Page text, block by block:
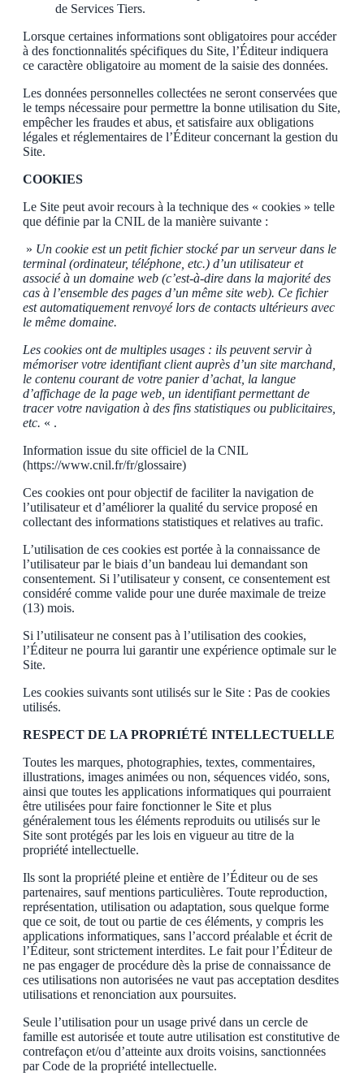
de Services Tiers.
Lorsque certaines informations sont obligatoires pour accéder
à des fonctionnalités spécifiques du Site, l’Éditeur indiquera
ce caractère obligatoire au moment de la saisie des données.
Les données personnelles collectées ne seront conservées que
le temps nécessaire pour permettre la bonne utilisation du Site,
empêcher les fraudes et abus, et satisfaire aux obligations
légales et réglementaires de l’Éditeur concernant la gestion du
Site.
COOKIES
Le Site peut avoir recours à la technique des « cookies » telle
que définie par la CNIL de la manière suivante :
» Un cookie est un petit fichier stocké par un serveur dans le
terminal (ordinateur, téléphone, etc.) d’un utilisateur et
associé à un domaine web (c’est-à-dire dans la majorité des
cas à l’ensemble des pages d’un même site web). Ce fichier
est automatiquement renvoyé lors de contacts ultérieurs avec
le même domaine.
Les cookies ont de multiples usages : ils peuvent servir à
mémoriser votre identifiant client auprès d’un site marchand,
le contenu courant de votre panier d’achat, la langue
d’affichage de la page web, un identifiant permettant de
tracer votre navigation à des fins statistiques ou publicitaires,
etc. « .
Information issue du site officiel de la CNIL
(https://www.cnil.fr/fr/glossaire)
Ces cookies ont pour objectif de faciliter la navigation de
l’utilisateur et d’améliorer la qualité du service proposé en
collectant des informations statistiques et relatives au trafic.
L’utilisation de ces cookies est portée à la connaissance de
l’utilisateur par le biais d’un bandeau lui demandant son
consentement. Si l’utilisateur y consent, ce consentement est
considéré comme valide pour une durée maximale de treize
(13) mois.
Si l’utilisateur ne consent pas à l’utilisation des cookies,
l’Éditeur ne pourra lui garantir une expérience optimale sur le
Site.
Les cookies suivants sont utilisés sur le Site : Pas de cookies
utilisés.
RESPECT DE LA PROPRIÉTÉ INTELLECTUELLE
Toutes les marques, photographies, textes, commentaires,
illustrations, images animées ou non, séquences vidéo, sons,
ainsi que toutes les applications informatiques qui pourraient
être utilisées pour faire fonctionner le Site et plus
généralement tous les éléments reproduits ou utilisés sur le
Site sont protégés par les lois en vigueur au titre de la
propriété intellectuelle.
Ils sont la propriété pleine et entière de l’Éditeur ou de ses
partenaires, sauf mentions particulières. Toute reproduction,
représentation, utilisation ou adaptation, sous quelque forme
que ce soit, de tout ou partie de ces éléments, y compris les
applications informatiques, sans l’accord préalable et écrit de
l’Éditeur, sont strictement interdites. Le fait pour l’Éditeur de
ne pas engager de procédure dès la prise de connaissance de
ces utilisations non autorisées ne vaut pas acceptation desdites
utilisations et renonciation aux poursuites.
Seule l’utilisation pour un usage privé dans un cercle de
famille est autorisée et toute autre utilisation est constitutive de
contrefaçon et/ou d’atteinte aux droits voisins, sanctionnées
par Code de la propriété intellectuelle.